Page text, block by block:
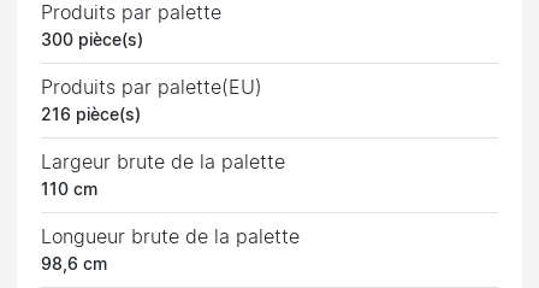
Produits par palette
300 pièce(s)
Produits par palette(EU)
216 pièce(s)
Largeur brute de la palette
110 cm
Longueur brute de la palette
98,6 cm